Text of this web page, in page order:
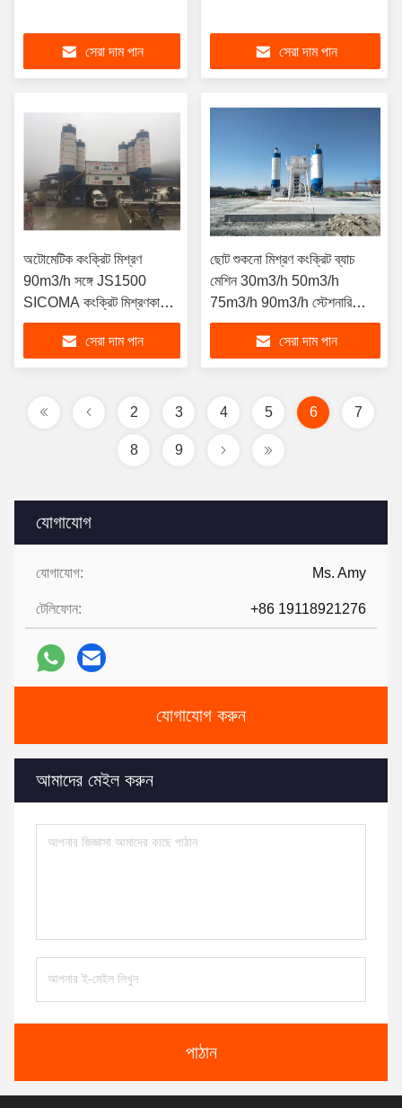
যোগাযোগ
যোগাযোগ: Ms. Amy
টেলিফোন: +86 19118921276
যোগাযোগ করুন
আমাদের মেইল ​​করুন
পাঠান
সেরা দাম পান সেরা দাম পান
অটোমেটিক কংক্রিট মিশ্রণ
90m3/h সঙ্গে JS1500
SICOMA কংক্রিট মিশ্রণকারী
বিক্রয়ের জন্য মিনি কংক্রিট ব্যাচিং
সেরা দাম পান
ছোট শুকনো মিশ্রণ কংক্রিট ব্যাচ
মেশিন 30m3/h 50m3/h
75m3/h 90m3/h স্টেশনারি
কংক্রিট ব্যাচিং প্ল্যান্ট
সেরা দাম পান
2 3 4 5 6 7
8 9